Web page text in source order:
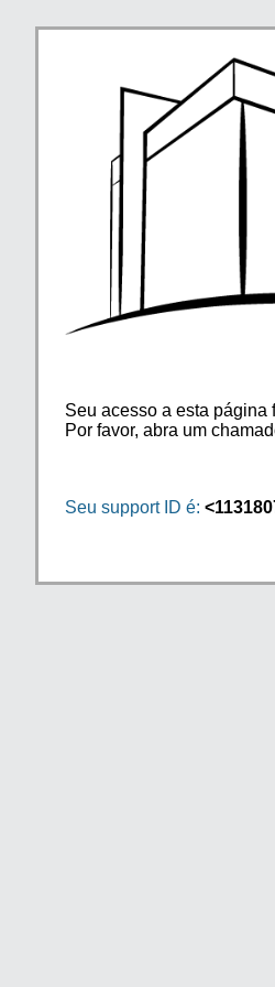
Seu acesso a esta página
Por favor, abra um
Seu support ID é: